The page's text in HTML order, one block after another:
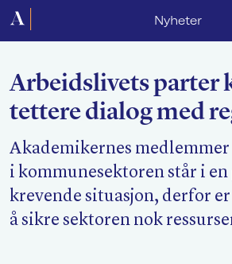
Nyheter
Forside
Lønnsoppgjør
Medlemsforeninger
Kurs og konferanser
For media
Arbeidslivets parter
tettere dialog med
Akademikernes medlemmer
i kommunesektoren står i en
krevende situasjon, derfor
å sikre sektoren nok